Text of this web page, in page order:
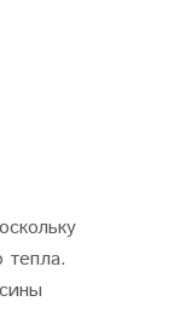
тепла.